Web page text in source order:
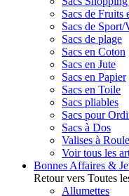
Sacs de Fruits
Sacs de Sport/
Sacs de plage
Sacs en Coton
Sacs en Jute
Sacs en Papier
Sacs en Toile
Sacs pliables
Sacs pour
Sacs à Dos
Valises à
Voir tous les
Bonnes Affaires &
Retour vers Toutes
Allumettes